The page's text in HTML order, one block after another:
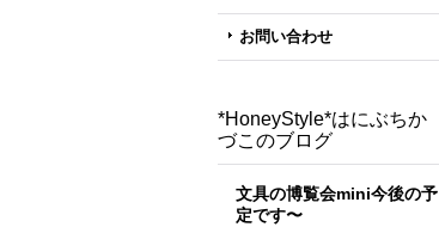
お問い合わせ
*HoneyStyle*はにぶちか
づこのブログ
文具の博覧会mini今後の予
定です〜